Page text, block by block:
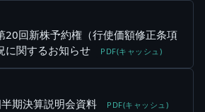
20回新株予約権（行使価額修正条項
に関するお知らせ
PDF(キャッシュ)
期決算説明会資料 PDF(キャッシュ)